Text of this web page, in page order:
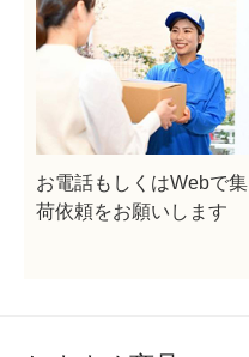
お電話もしくはWebで集
荷依頼をお願いします